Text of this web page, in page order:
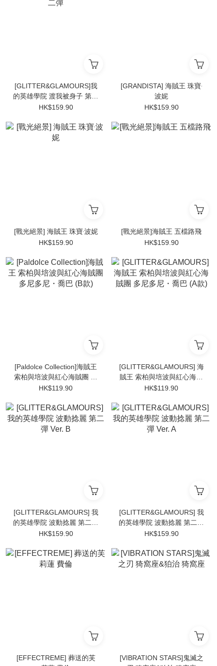
[GLITTER&GLAMOURS]我
的英雄學院 渡我被身子 第二
彈
HK$159.90
[GRANDISTA] 海賊王 珠寶‧
波妮
HK$159.90
[戰光絕景] 海賊王 珠寶‧波妮
HK$159.90
[戰光絕景]海賊王 五檔路飛
HK$159.90
[Paldolce Collection]海賊王
索柏與培波與紅心海賊團 多
尼多尼・喬巴 (B款)
HK$119.90
[GLITTER&GLAMOURS] 海
賊王 索柏與培波與紅心海賊
團 多尼多尼・喬巴 (A款)
HK$119.90
[GLITTER&GLAMOURS] 我
的英雄學院 波動捻麗 第二彈
Ver. B
HK$159.90
[GLITTER&GLAMOURS] 我
的英雄學院 波動捻麗 第二彈
Ver. A
HK$159.90
[EFFECTREME] 葬送的芙
[VIBRATION STARS]鬼滅之